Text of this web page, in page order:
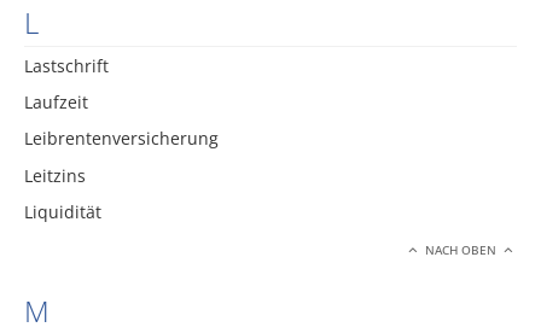
L
Lastschrift
Laufzeit
Leibrentenversicherung
Leitzins
Liquidität
NACH OBEN
M